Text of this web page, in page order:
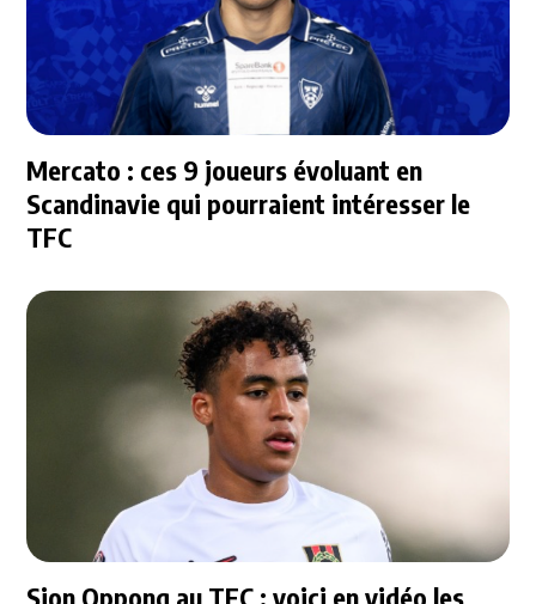
Mercato : ces 9 joueurs évoluant en
Scandinavie qui pourraient intéresser le
TFC
Sion Oppong au TFC : voici en vidéo les